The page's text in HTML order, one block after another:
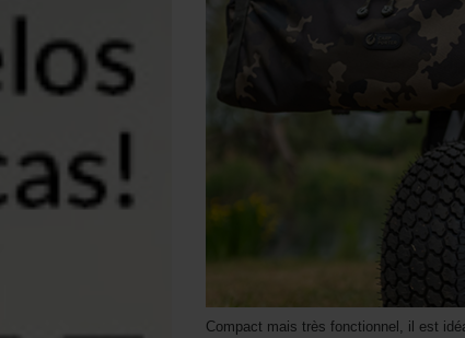
Compact mais très fonctionnel, il est